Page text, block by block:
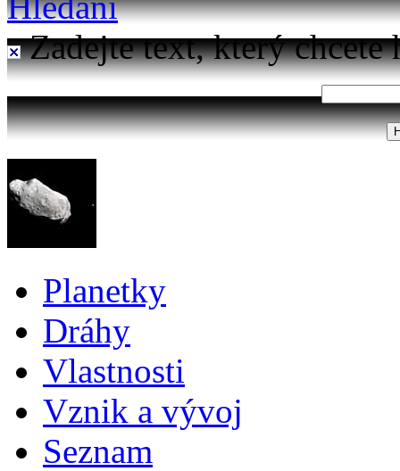
Zadejte text, který chcete
Planetky
Dráhy
Vlastnosti
Vznik a vývoj
Seznam